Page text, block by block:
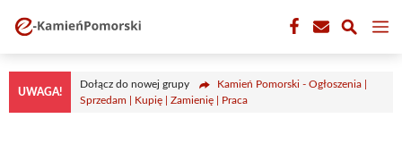
treści
UWAGA!
Dołącz do nowej grupy
Kamień Pomorski - Ogłoszenia |
Sprzedam | Kupię | Zamienię | Praca